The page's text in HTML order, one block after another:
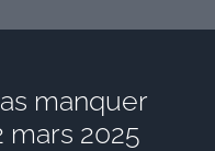
manquer
mars 2025